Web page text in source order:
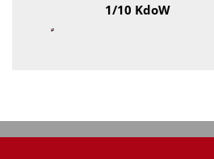
1/10 KdoW